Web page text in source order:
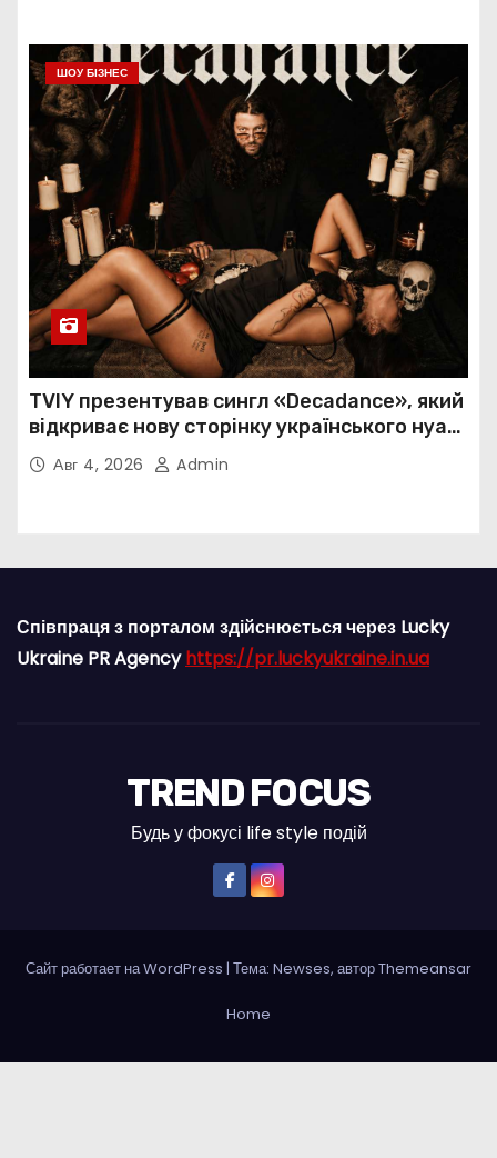
ШОУ БІЗНЕС
TVIY презентував сингл «Decadance», який
відкриває нову сторінку українського нуар-
попуАвг 4, 2026 Admin
Співпраця з порталом здійснюється через Lucky
Ukraine PR Agencyhttps://pr.luckyukraine.in.ua
TREND FOCUS
Будь у фокусі life style подій
Сайт работает на WordPress | Тема: Newses, авторThemeansar
Home